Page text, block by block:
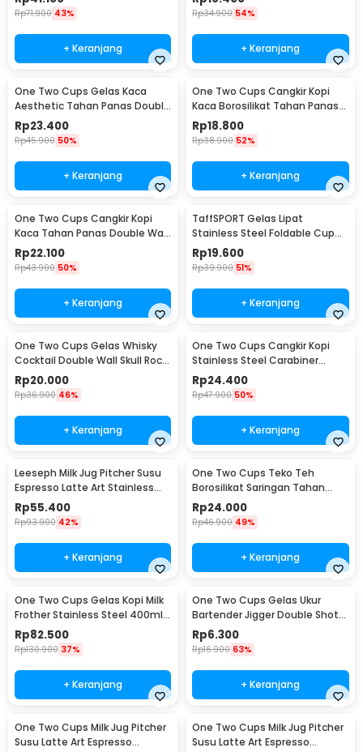
Rp71.900 43%
+ Keranjang
Rp34.900 54%
+ Keranjang
One Two Cups Gelas Kaca
Aesthetic Tahan Panas Double
Wall Glass 433ml - PLY1704
Rp23.400
Rp45.900 50%
+ Keranjang
One Two Cups Cangkir Kopi
Kaca Borosilikat Tahan Panas
Double Wall Cup 160ml
Rp18.800
Rp38.900 52%
+ Keranjang
One Two Cups Cangkir Kopi
Kaca Tahan Panas Double Wall
Cup 180ml - DOME240
Rp22.100
Rp43.900 50%
+ Keranjang
TaffSPORT Gelas Lipat
Stainless Steel Foldable Cup
Carabiner 240ml - F180
Rp19.600
Rp39.900 51%
+ Keranjang
One Two Cups Gelas Whisky
Cocktail Double Wall Skull Rock
Glass 150ml - SG-02
Rp20.000
Rp36.900 46%
+ Keranjang
One Two Cups Cangkir Kopi
Stainless Steel Carabiner
Camping Cup 220ml - C125
Rp24.400
Rp47.900 50%
+ Keranjang
Leeseph Milk Jug Pitcher Susu
Espresso Latte Art Stainless
Steel 600ml - L-2016
Rp55.400
Rp93.900 42%
+ Keranjang
One Two Cups Teko Teh
Borosilikat Saringan Tahan
Panas Teapot 500ml - TP-757
Rp24.000
Rp46.900 49%
+ Keranjang
One Two Cups Gelas Kopi Milk
Frother Stainless Steel 400ml -
WZ0011
Rp82.500
Rp130.900 37%
+ Keranjang
One Two Cups Gelas Ukur
Bartender Jigger Double Shot
15ml and 30ml - LE2
Rp6.300
Rp16.900 63%
+ Keranjang
One Two Cups Milk Jug Pitcher
Susu Latte Art Espresso
One Two Cups Milk Jug Pitcher
Susu Latte Art Espresso